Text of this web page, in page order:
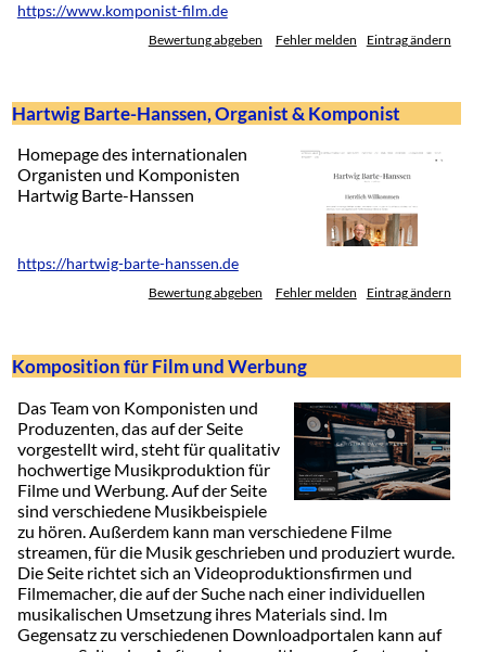
https://www.komponist-film.de
Bewertung abgeben Fehler melden Eintrag ändern
Hartwig Barte-Hanssen, Organist & Komponist
Homepage des internationalen
Organisten und Komponisten
Hartwig Barte-Hanssen
https://hartwig-barte-hanssen.de
Bewertung abgeben Fehler melden Eintrag ändern
Komposition für Film und Werbung
Das Team von Komponisten und
Produzenten, das auf der Seite
vorgestellt wird, steht für qualitativ
hochwertige Musikproduktion für
Filme und Werbung. Auf der Seite
sind verschiedene Musikbeispiele
zu hören. Außerdem kann man verschiedene Filme
streamen, für die Musik geschrieben und produziert wurde.
Die Seite richtet sich an Videoproduktionsfirmen und
Filmemacher, die auf der Suche nach einer individuellen
musikalischen Umsetzung ihres Materials sind. Im
Gegensatz zu verschiedenen Downloadportalen kann auf